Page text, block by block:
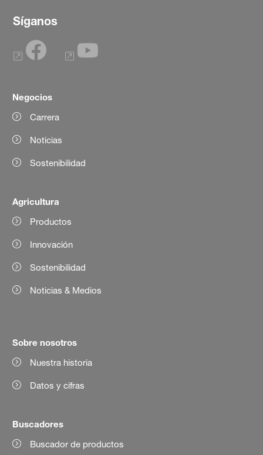
Síganos
Negocios
Carrera
Noticias
Sostenibilidad
Agricultura
Productos
Innovación
Sostenibilidad
Noticias & Medios
Sobre nosotros
Nuestra historia
Datos y cifras
Buscadores
Buscador de productos